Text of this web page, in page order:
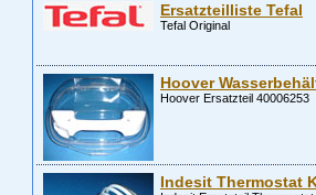
Ersatzteilliste Tefal
Tefal Original
Hoover
Hoover Ersatzteil 40006253
Indesit Thermostat